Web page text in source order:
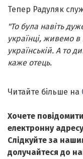
Тепер Радуляк
"То була навіть
українці, живемо в
українській. А то
каже отець.
Читайте більше на
Хочете
електронну
Слідкуйте за
долучайтеся до